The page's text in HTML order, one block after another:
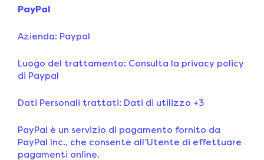
PayPal
Azienda: Paypal
Luogo del trattamento: Consulta la privacy policy
di Paypal
Dati Personali trattati: Dati di utilizzo +3
PayPal è un servizio di pagamento fornito da
PayPal Inc., che consente all’Utente di effettuare
pagamenti online.